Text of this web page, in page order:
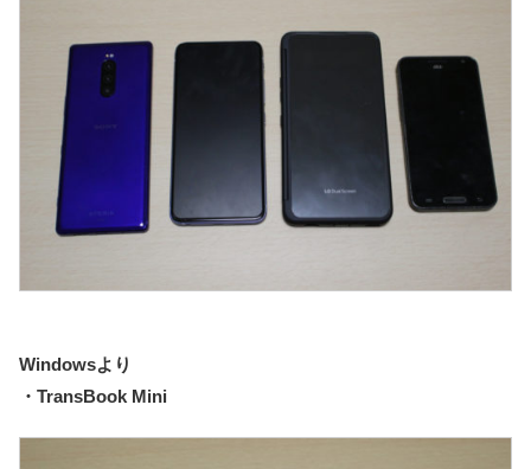
Windowsより
・TransBook Mini